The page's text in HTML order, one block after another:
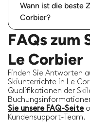
Wann ist die beste
Corbier?
FAQs zum
Le Corbier
Finden Sie Antworten
Skiunterrichte in Le
Qualifikationen der
Sie unsere FAQ-Seite
Kundensupport-Team.